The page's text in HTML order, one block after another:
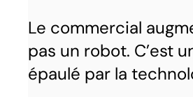
Le commercial
pas un robot. C’est
épaulé par la